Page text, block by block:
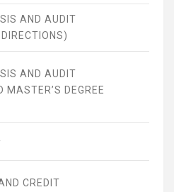
AND AUDIT
AND AUDIT
MASTER’S DEGREE
CREDIT